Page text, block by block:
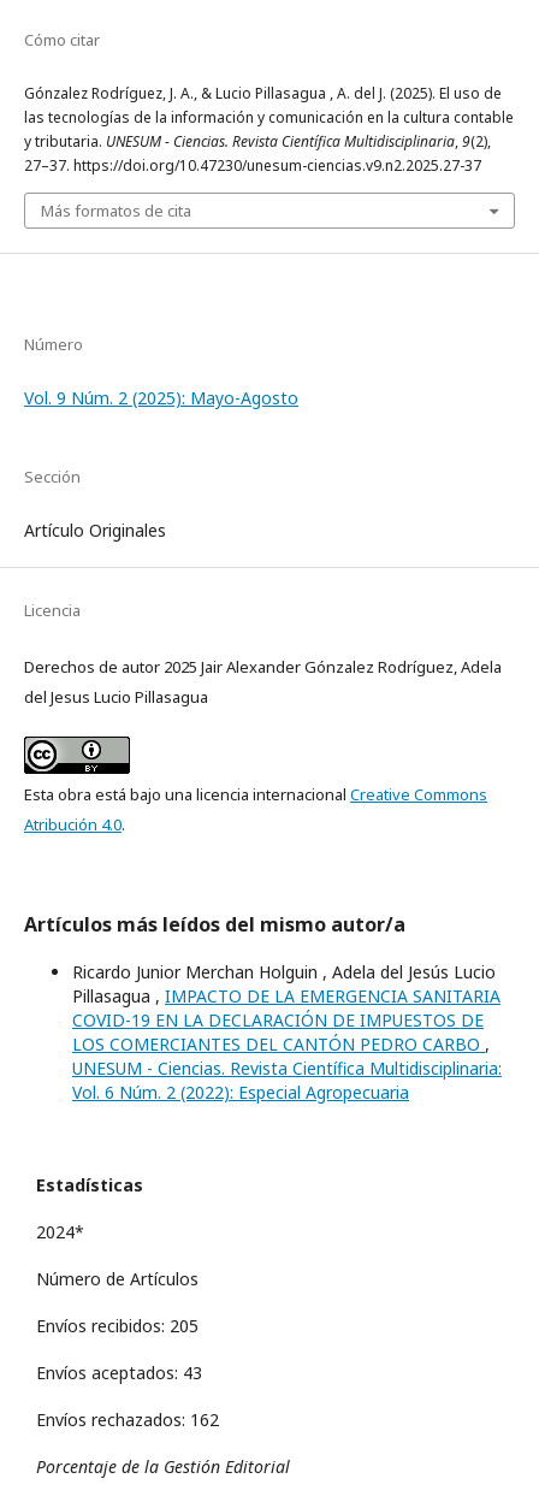
Cómo citar
Gónzalez Rodríguez, J. A., & Lucio Pillasagua , A. del J. (2025). El uso de
las tecnologías de la información y comunicación en la cultura contable
y tributaria. UNESUM - Ciencias. Revista Científica Multidisciplinaria,9(2),
27–37. https://doi.org/10.47230/unesum-ciencias.v9.n2.2025.27-37
Más formatos de cita
Número
Vol. 9 Núm. 2 (2025): Mayo-Agosto
Sección
Artículo Originales
Licencia
Derechos de autor 2025 Jair Alexander Gónzalez Rodríguez, Adela
del Jesus Lucio Pillasagua
Esta obra está bajo una licencia internacional Creative Commons
Atribución 4.0.
Artículos más leídos del mismo autor/a
Ricardo Junior Merchan Holguin , Adela del Jesús Lucio
Pillasagua , IMPACTO DE LA EMERGENCIA SANITARIA
COVID-19 EN LA DECLARACIÓN DE IMPUESTOS DE
LOS COMERCIANTES DEL CANTÓN PEDRO CARBO ,
UNESUM - Ciencias. Revista Científica Multidisciplinaria:
Vol. 6 Núm. 2 (2022): Especial Agropecuaria
Estadísticas
2024*
Número de Artículos
Envíos recibidos: 205
Envíos aceptados: 43
Envíos rechazados: 162
Porcentaje de la Gestión Editorial